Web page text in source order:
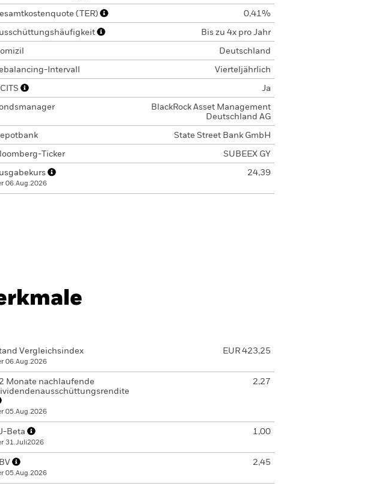
(TER) 0,41%
Bis zu 4x pro Jahr
Deutschland
Intervall Vierteljährlich
Ja
BlackRock Asset Management
Deutschland AG
State Street Bank GmbH
Ticker SUBEEX GY
06.Aug.2026
24,39
Vergleichsindex
06.Aug.2026
EUR 423,25
Monate nachlaufende
05.Aug.2026
2,27
Beta
31.Juli2026
1,00
05.Aug.2026
2,45